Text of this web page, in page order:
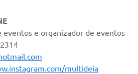
eventos e organizador de eventos
multideia